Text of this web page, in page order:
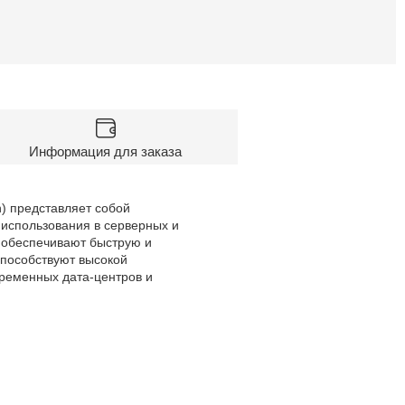
Информация для заказа
представляет собой
в серверных и
быструю и
высокой
дата-центров и